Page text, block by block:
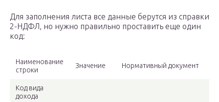
Для заполнения листа все данные берутся из справки
2-НДФЛ, но нужно правильно проставить еще один
код:
Наименование
строки
Значение Нормативный документ
Код вида
дохода